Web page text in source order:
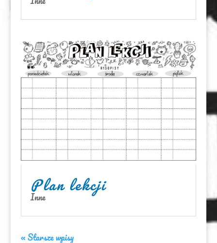
Plan lekcji
Inne
« Starsze wpisy